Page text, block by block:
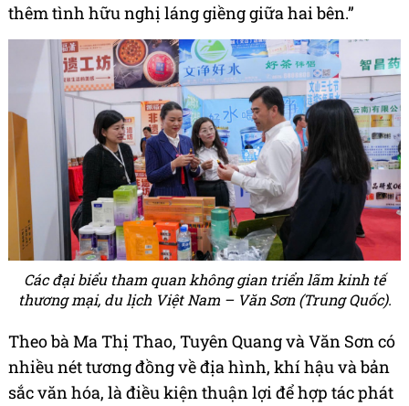
thêm tình hữu nghị láng giềng giữa hai bên.”
Các đại biểu tham quan không gian triển lãm kinh tế
thương mại, du lịch Việt Nam – Văn Sơn (Trung Quốc).
Theo bà Ma Thị Thao, Tuyên Quang và Văn Sơn có
nhiều nét tương đồng về địa hình, khí hậu và bản
sắc văn hóa, là điều kiện thuận lợi để hợp tác phát